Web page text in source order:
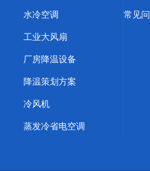
水冷空调
工业大风扇
厂房降温设备
降温策划方案
冷风机
蒸发冷省电空调
常见